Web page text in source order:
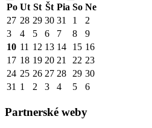
Po Ut St Št Pia So Ne
27 28 29 30 31 1
2
3
4 5 6 7 8
9
10 11 12 13 14 15 16
17 18 19 20 21 22 23
24 25 26 27 28 29 30
31 1 2 3 4 5 6
Partnerské weby